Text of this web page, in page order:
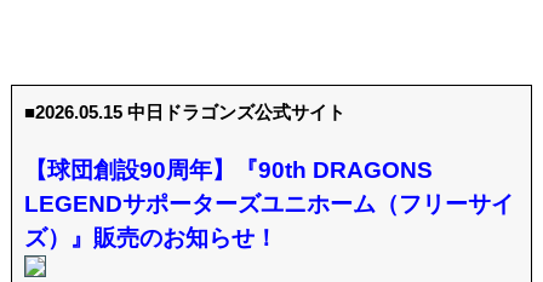
■2026.05.15 中日ドラゴンズ公式サイト
【球団創設90周年】『90th DRAGONS
LEGENDサポーターズユニホーム（フリーサイ
ズ）』販売のお知らせ！